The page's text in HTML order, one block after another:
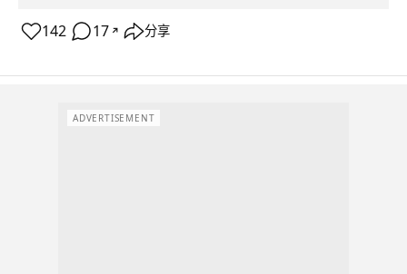
142 17 ↗ 分享
ADVERTISEMENT